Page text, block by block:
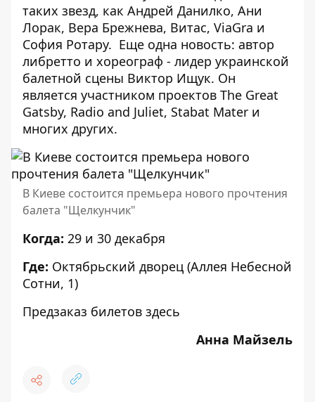
таких звезд, как Андрей Данилко, Ани
Лорак, Вера Брежнева, Витас, ViaGra и
София Ротару. Еще одна новость: автор
либретто и хореограф - лидер украинской
балетной сцены Виктор Ищук. Он
является участником проектов The Great
Gatsby, Radio and Juliet, Stabat Mater и
многих других.
В Киеве состоится премьера нового прочтения
балета "Щелкунчик"
Когда: 29 и 30 декабря
Где: Октябрьский дворец (Аллея Небесной
Сотни, 1)
Предзаказ билетов здесь
Анна Майзель